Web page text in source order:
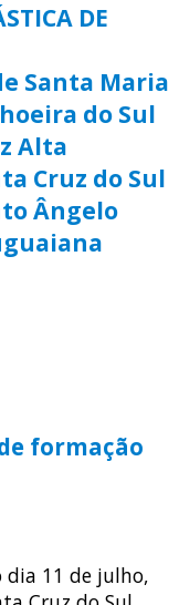
DE
Santa Maria
do Sul
Alta
Cruz do Sul
Ângelo
formação
dia 11 de julho,